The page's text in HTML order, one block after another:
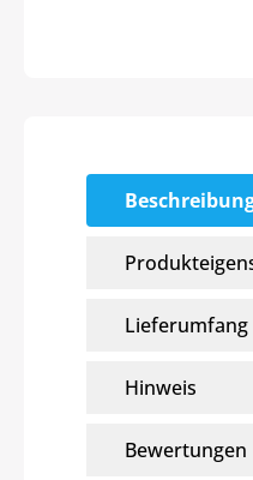
Lieferumfang
Hinweis
Bewertungen